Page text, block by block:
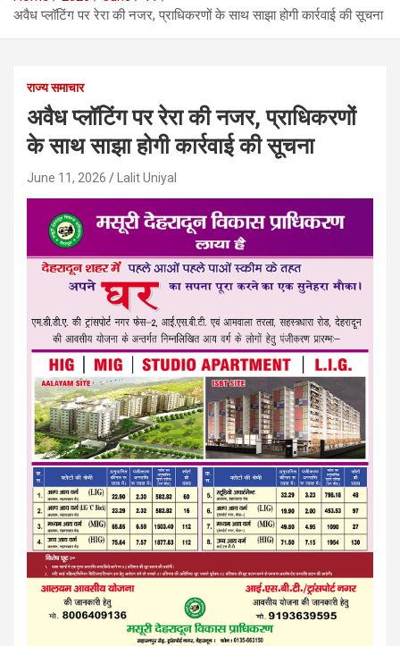
अवैध प्लॉटिंग पर रेरा की नजर, प्राधिकरणों के साथ साझा होगी कार्रवाई की सूचना
राज्य समाचार
अवैध प्लॉटिंग पर रेरा की नजर, प्राधिकरणों
के साथ साझा होगी कार्रवाई की सूचना
June 11, 2026 Lalit Uniyal